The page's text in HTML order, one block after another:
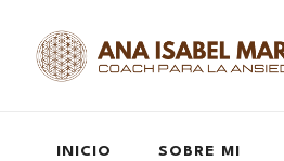
INICIO SOBRE MI